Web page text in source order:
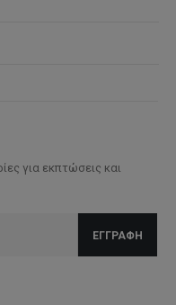
για εκπτώσεις και